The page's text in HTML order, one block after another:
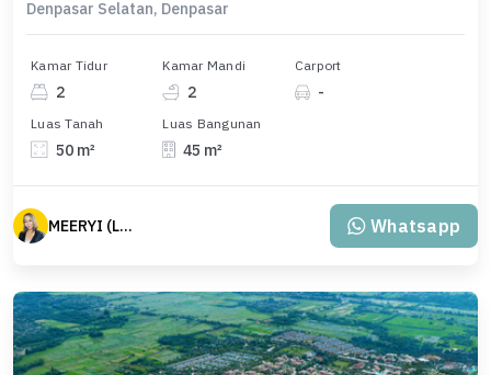
Denpasar Selatan, Denpasar
Kamar Tidur
2
Kamar Mandi
2
Carport
-
Luas Tanah
50 m²
Luas Bangunan
45 m²
MEERYI (LSS) Whatsapp